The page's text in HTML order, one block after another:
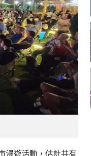
漫遊活動，估計共有